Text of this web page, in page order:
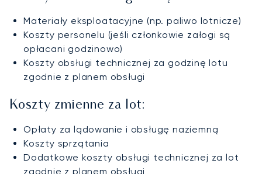
Materiały eksploatacyjne (np. paliwo lotnicze)
Koszty personelu (jeśli członkowie załogi są
opłacani godzinowo)
Koszty obsługi technicznej za godzinę lotu
zgodnie z planem obsługi
Koszty zmienne za lot:
Opłaty za lądowanie i obsługę naziemną
Koszty sprzątania
Dodatkowe koszty obsługi technicznej za lot
zgodnie z planem obsługi